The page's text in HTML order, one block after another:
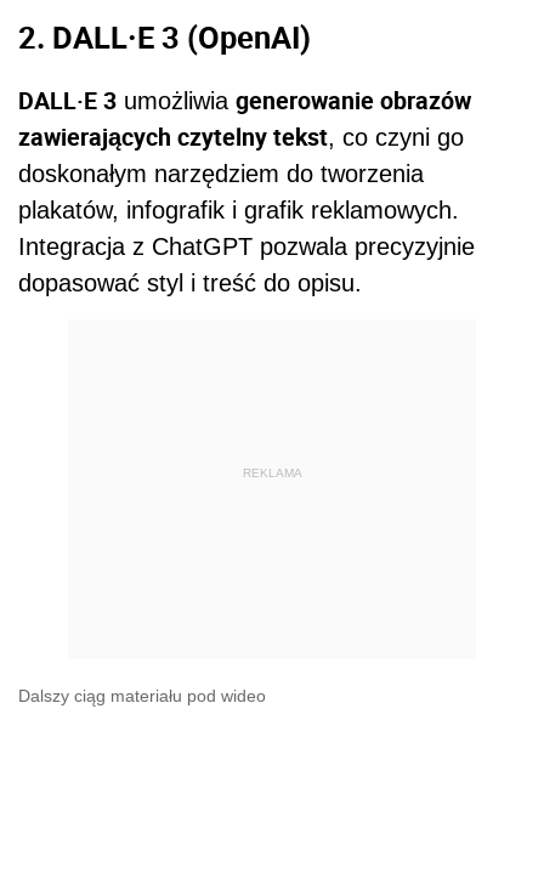
2. DALL·E 3 (OpenAI)
DALL·E 3 umożliwia generowanie obrazów
zawierających czytelny tekst, co czyni go
doskonałym narzędziem do tworzenia
plakatów, infografik i grafik reklamowych.
Integracja z ChatGPT pozwala precyzyjnie
dopasować styl i treść do opisu.
REKLAMA
Dalszy ciąg materiału pod wideo